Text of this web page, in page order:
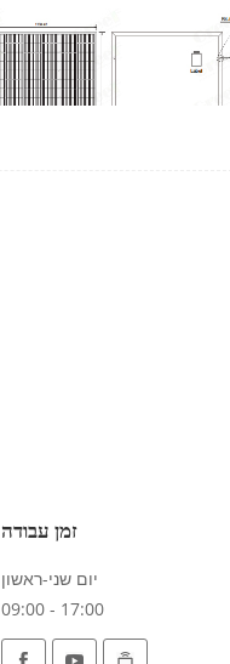
זמן עבודה
יום שני-ראשון
09:00 - 17:00